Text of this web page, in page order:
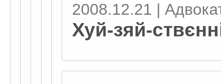
2008.12.21 |
Хуй-зяй-